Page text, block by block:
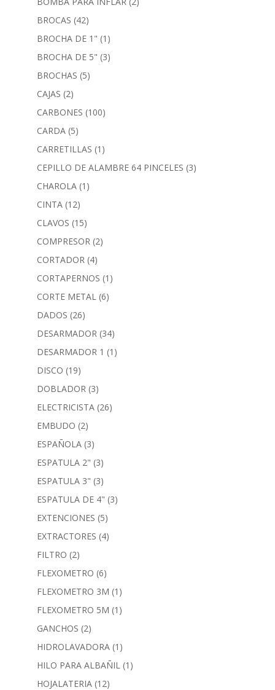
BROCAS (42)
BROCHA DE 1" (1)
BROCHA DE 5" (3)
BROCHAS (5)
CAJAS (2)
CARBONES (100)
CARDA (5)
CARRETILLAS (1)
CEPILLO DE ALAMBRE 64 PINCELES (3)
CHAROLA (1)
CINTA (12)
CLAVOS (15)
COMPRESOR (2)
CORTADOR (4)
CORTAPERNOS (1)
CORTE METAL (6)
DADOS (26)
DESARMADOR (34)
DESARMADOR 1 (1)
DISCO (19)
DOBLADOR (3)
ELECTRICISTA (26)
EMBUDO (2)
ESPAÑOLA (3)
ESPATULA 2" (3)
ESPATULA 3" (3)
ESPATULA DE 4" (3)
EXTENCIONES (5)
EXTRACTORES (4)
FILTRO (2)
FLEXOMETRO (6)
FLEXOMETRO 3M (1)
FLEXOMETRO 5M (1)
GANCHOS (2)
HIDROLAVADORA (1)
HILO PARA ALBAÑIL (1)
HOJALATERIA (12)